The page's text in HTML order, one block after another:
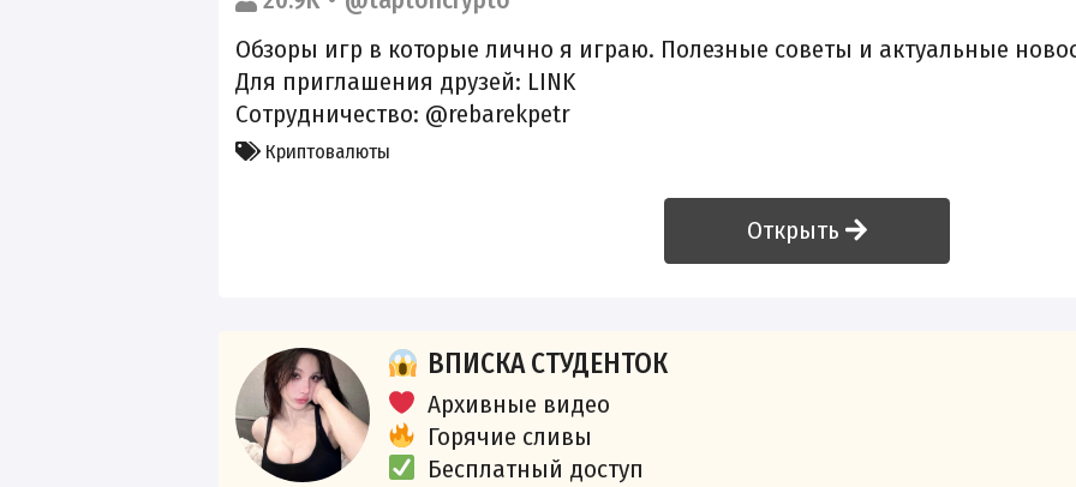
Обзоры игр в которые лично я играю. Полезные советы и актуальные
Для приглашения друзей: LINK
Сотрудничество: @rebarekpetr
Криптовалюты
Открыть
ВПИСКА СТУДЕНТОК
Архивные видео
Горячие сливы
Бесплатный доступ